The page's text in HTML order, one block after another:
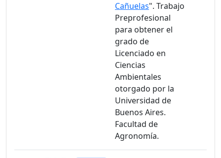
Cañuelas". Trabajo
Preprofesional
para obtener el
grado de
Licenciado en
Ciencias
Ambientales
otorgado por la
Universidad de
Buenos Aires.
Facultad de
Agronomía.